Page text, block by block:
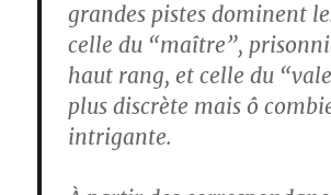
grandes pistes dominent
celle du “maître”,
haut rang, et celle du
plus discrète mais ô
intrigante.